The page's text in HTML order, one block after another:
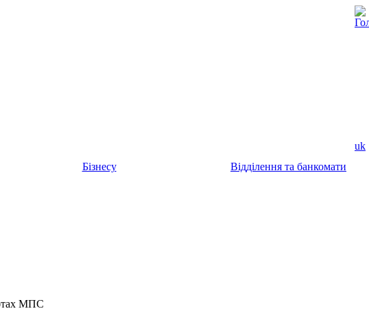
uk
Бізнесу Відділення та банкомати
МПС